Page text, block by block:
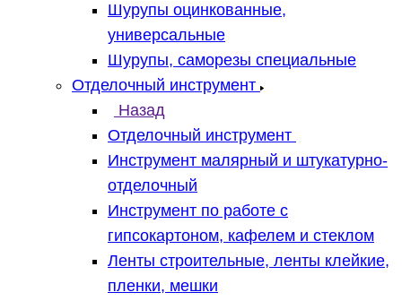
Шурупы оцинкованные,
универсальные
Шурупы, саморезы специальные
Отделочный инструмент
Назад
Отделочный инструмент
Инструмент малярный и штукатурно-
отделочный
Инструмент по работе с
гипсокартоном, кафелем и стеклом
Ленты строительные, ленты клейкие,
пленки, мешки